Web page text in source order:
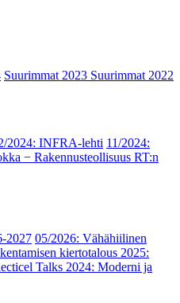
Suurimmat 2023 Suurimmat 2022
2024: INFRA-lehti 11/2024:
− Rakennusteollisuus RT:n
2027 05/2026: Vähähiilinen
kiertotalous 2025:
Talks 2024: Moderni ja